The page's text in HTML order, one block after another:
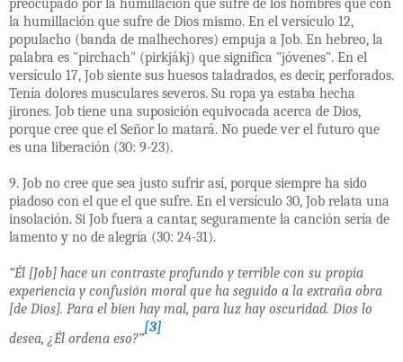
preocupado por la humillación que sufre de los hombres que con
la humillación que sufre de Dios mismo. En el versículo 12,
populacho (banda de malhechores) empuja a Job. En hebreo, la
palabra es "pirchach" (pirkjákj) que significa "jóvenes". En el
versículo 17, Job siente sus huesos taladrados, es decir, perforados.
Tenía dolores musculares severos. Su ropa ya estaba hecha
jirones. Job tiene una suposición equivocada acerca de Dios,
porque cree que el Señor lo matará. No puede ver el futuro que
es una liberación (30: 9-23).
9. Job no cree que sea justo sufrir así, porque siempre ha sido
piadoso con el que el que sufre. En el versículo 30, Job relata una
insolación. Si Job fuera a cantar, seguramente la canción sería de
lamento y no de alegría (30: 24-31).
“Él [Job] hace un contraste profundo y terrible con su propia
experiencia y confusión moral que ha seguido a la extraña obra
[de Dios]. Para el bien hay mal, para luz hay oscuridad. Dios lo
desea, ¿Él ordena eso?”
[3]